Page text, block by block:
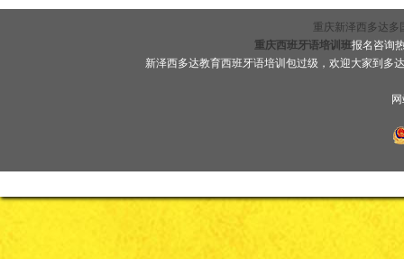
重庆新泽西多达多
重庆西班牙语培训班报名咨询
新泽西多达教育西班牙语培训包过级，欢迎大家到多